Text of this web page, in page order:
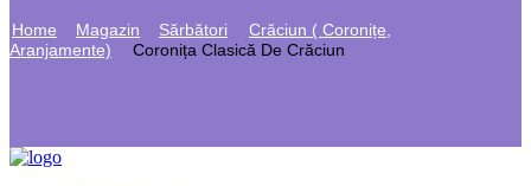
Home Magazin Sărbători
Crăciun ( Coronițe,
Aranjamente)
Coronița Clasică De Crăciun